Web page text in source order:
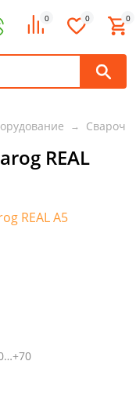
0 0 0
REAL